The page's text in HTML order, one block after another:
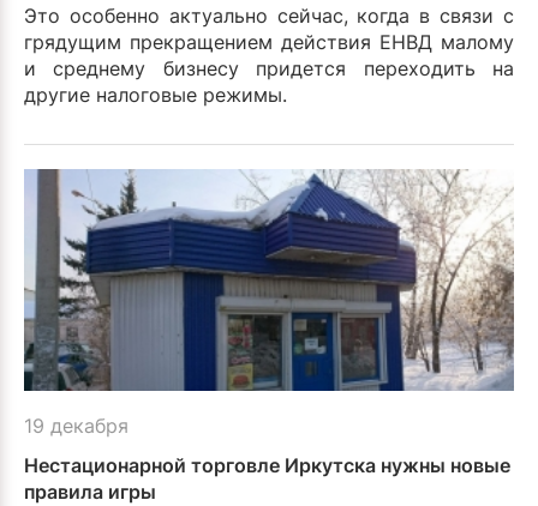
Это особенно актуально сейчас, когда в связи с
грядущим прекращением действия ЕНВД малому
и среднему бизнесу придется переходить на
другие налоговые режимы.
19 декабря
Нестационарной торговле Иркутска нужны новые
правила игры